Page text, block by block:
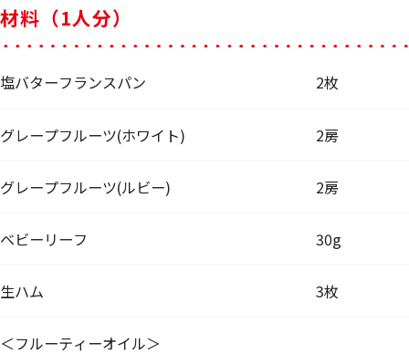
材料（1人分）
塩バターフランスパン 2枚
グレープフルーツ(ホワイト) 2房
グレープフルーツ(ルビー) 2房
ベビーリーフ 30g
生ハム 3枚
＜フルーティーオイル＞